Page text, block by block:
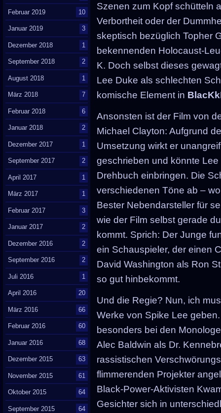
Szenen zum Kopf schütteln
Verbortheit oder der
skeptisch bezüglich Topher
bekennenden Holocaust-
K. Doch selbst dieses
Lee Duke als schlechten
komische Element in
Ansonsten ist der Film von
Michael Clayton: Aufgrund
Umsetzung wirkt er
geschrieben und könnte
Drehbuch einbringen. Die
verschiedenen Töne ab –
Bester Nebendarsteller für
wie der Film selbst gerade
kommt. Sprich: Der Junge
ein Schauspieler, der einen
David Washington als Ron
so gut hinbekommt.
Und die Regie? Nun, ich
Werke von Spike Lee
besonders bei den
Alec Baldwin als Dr.
rassistischen
flimmerenden Projekter
Black-Power-Aktivisten
Gesichter sich in
Februar 2019 10
Januar 2019 3
Dezember 2018 1
September 2018 2
August 2018 1
März 2018 7
Februar 2018 6
Januar 2018 2
Dezember 2017 1
September 2017 2
April 2017 1
März 2017 1
Februar 2017 3
Januar 2017 2
Dezember 2016 2
September 2016 2
Juli 2016 1
April 2016 20
März 2016 66
Februar 2016 60
Januar 2016 68
Dezember 2015 63
November 2015 61
Oktober 2015 64
September 2015 64